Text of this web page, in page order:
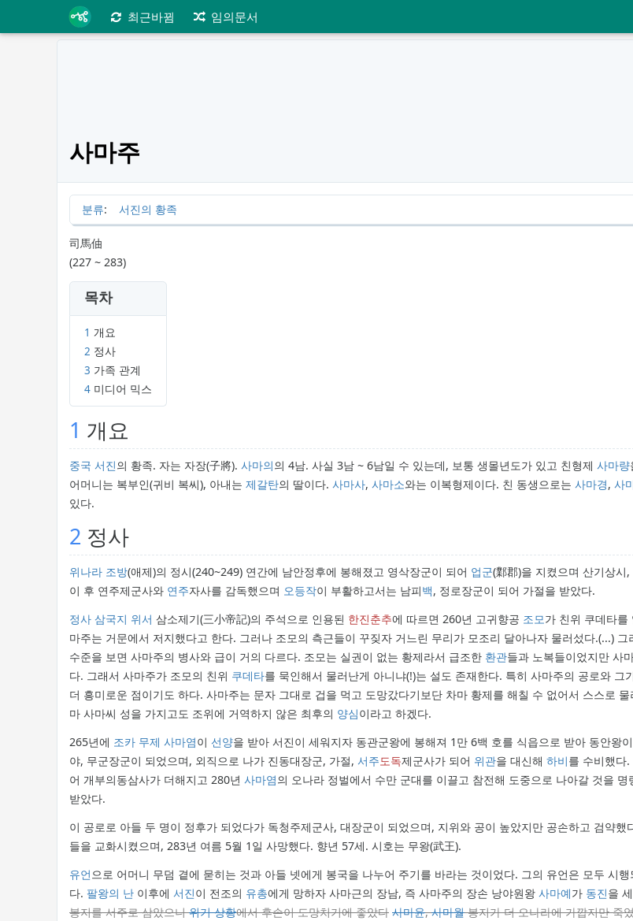
최근바뀜 임의문서
사마주
분류: 서진의 황족
司馬伷
(227 ~ 283)
목차
1 개요
2 정사
3 가족 관계
4 미디어 믹스
1 개요
중국 서진의 황족. 자는 자장(子將). 사마의의 4남. 사실 3남 ~ 6남일 수 있는데, 보통 생몰년도가 있고 친형제 사마량
어머니는 복부인(귀비 복씨), 아내는 제갈탄의 딸이다. 사마사, 사마소와는 이복형제이다. 친 동생으로는 사마경, 사
있다.
2 정사
위나라 조방(애제)의 정시(240~249) 연간에 남안정후에 봉해졌고 영삭장군이 되어 업군(鄴郡)을 지켰으며 산기상시
이 후 연주제군사와 연주자사를 감독했으며 오등작이 부활하고서는 남피백, 정로장군이 되어 가절을 받았다.
정사 삼국지 위서 삼소제기(三小帝記)의 주석으로 인용된 한진춘추에 따르면 260년 고귀향공 조모가 친위 쿠데타
마주는 거문에서 저지했다고 한다. 그러나 조모의 측근들이 꾸짖자 거느린 무리가 모조리 달아나자 물러섰다.(...)
수준을 보면 사마주의 병사와 급이 거의 다르다. 조모는 실권이 없는 황제라서 급조한 환관들과 노복들이었지만 사
다. 그래서 사마주가 조모의 친위 쿠데타를 묵인해서 물러난게 아니냐(!)는 설도 존재한다. 특히 사마주의 공로와 그
더 흥미로운 점이기도 하다. 사마주는 문자 그대로 겁을 먹고 도망갔다기보단 차마 황제를 해칠 수 없어서 스스로
마 사마씨 성을 가지고도 조위에 거역하지 않은 최후의 양심이라고 하겠다.
265년에 조카 무제 사마염이 선양을 받아 서진이 세워지자 동관군왕에 봉해져 1만 6백 호를 식읍으로 받아 동안왕
야, 무군장군이 되었으며, 외직으로 나가 진동대장군, 가절, 서주도독제군사가 되어 위관을 대신해 하비를 수비했다
어 개부의동삼사가 더해지고 280년 사마염의 오나라 정벌에서 수만 군대를 이끌고 참전해 도중으로 나아갈 것을 명
받았다.
이 공로로 아들 두 명이 정후가 되었다가 독청주제군사, 대장군이 되었으며, 지위와 공이 높았지만 공손하고 검약했
들을 교화시켰으며, 283년 여름 5월 1일 사망했다. 향년 57세. 시호는 무왕(武王).
유언으로 어머니 무덤 곁에 묻히는 것과 아들 넷에게 봉국을 나누어 주기를 바라는 것이었다. 그의 유언은 모두 시
다. 팔왕의 난 이후에 서진이 전조의 유총에게 망하자 사마근의 장남, 즉 사마주의 장손 낭야원왕 사마예가 동진을
봉지를 서주로 삼았으니위기 상황에서 후손이 도망치기에 좋았다 사마윤,사마월봉지가 더 오나라에 가깝지만 죽